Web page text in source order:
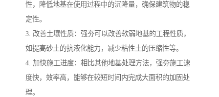
性，降低地基在使用过程中的沉降量，确保建筑物的稳
定性。
3. 改善土壤性质：强夯可以改善软弱地基的工程性质，
如提高砂土的抗液化能力，减少粘性土的压缩性等。
4. 加快施工进度：相比其他地基处理方法，强夯施工速
度快，效率高，能够在较短时间内完成大面积的加固处
理。